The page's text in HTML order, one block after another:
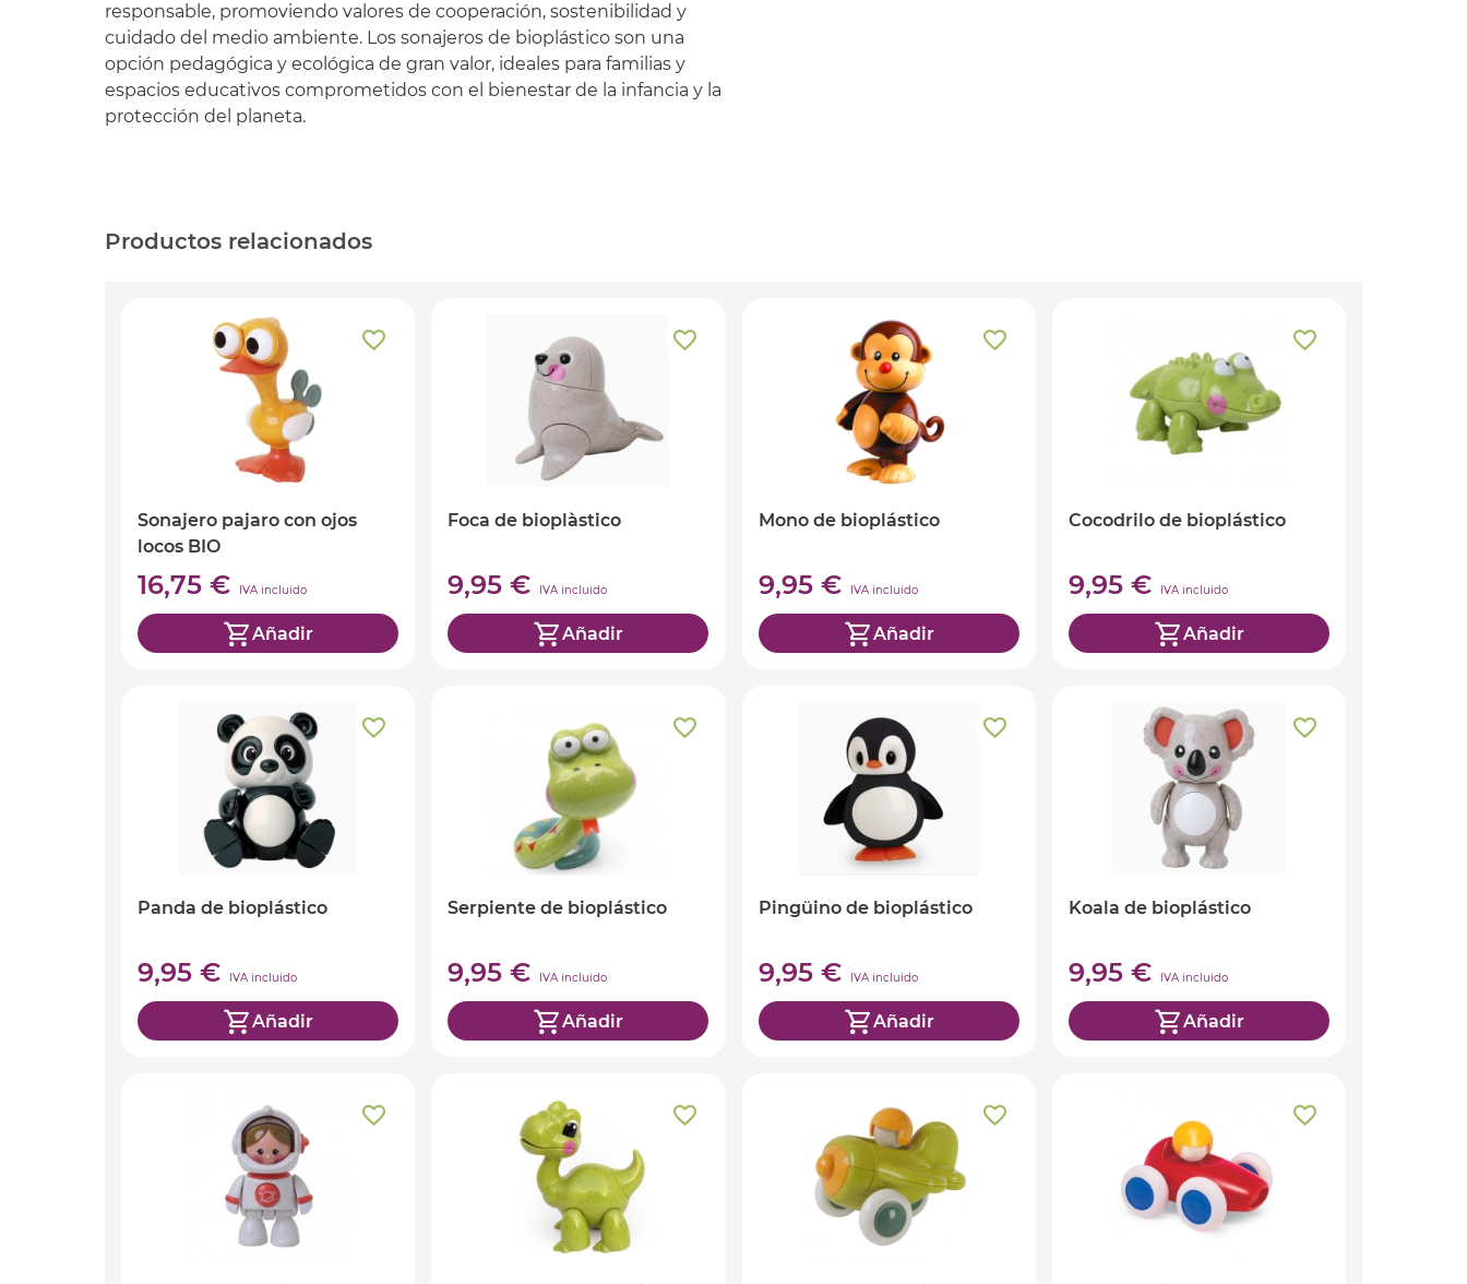
responsable, promoviendo valores de cooperación, sostenibilidad y
cuidado del medio ambiente. Los sonajeros de bioplástico son una
opción pedagógica y ecológica de gran valor, ideales para familias y
espacios educativos comprometidos con el bienestar de la infancia y la
protección del planeta.
Productos relacionados
Sonajero pajaro con ojos
locos BIO
16,75 € IVA incluido
Añadir
Foca de bioplàstico
9,95 € IVA incluido
Añadir
Mono de bioplástico
9,95 € IVA incluido
Añadir
Cocodrilo de bioplástico
9,95 € IVA incluido
Añadir
Panda de bioplástico
9,95 € IVA incluido
Añadir
Serpiente de bioplástico
9,95 € IVA incluido
Añadir
Pingüino de bioplástico
9,95 € IVA incluido
Añadir
Koala de bioplástico
9,95 € IVA incluido
Añadir